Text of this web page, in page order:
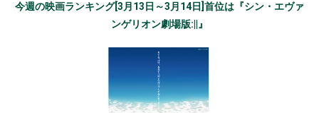
今週の映画ランキング[3月13日～3月14日]首位は『シン・エヴァ
ンゲリオン劇場版:||』